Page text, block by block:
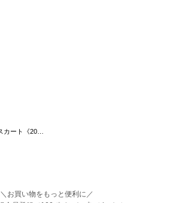
ブライトストライプナロースカート《2025winter catalog item》
＼お買い物をもっと便利に／